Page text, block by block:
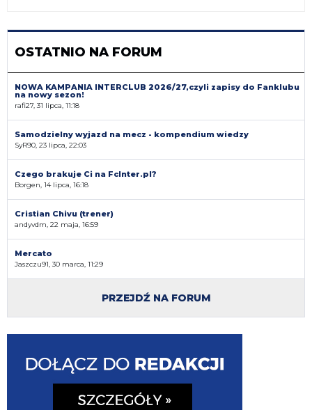
OSTATNIO NA FORUM
NOWA KAMPANIA INTERCLUB 2026/27,czyli zapisy do Fanklubu
na nowy sezon!
rafi27, 31 lipca, 11:18
Samodzielny wyjazd na mecz - kompendium wiedzy
SyR90, 23 lipca, 22:03
Czego brakuje Ci na FcInter.pl?
Borgen, 14 lipca, 16:18
Cristian Chivu (trener)
andyvdm, 22 maja, 16:59
Mercato
Jaszczu91, 30 marca, 11:29
PRZEJDŹ NA FORUM